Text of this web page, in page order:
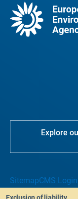
Explore
SitemapCMS Login
Exclusion of liability